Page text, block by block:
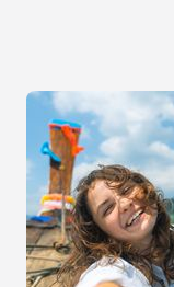
vous